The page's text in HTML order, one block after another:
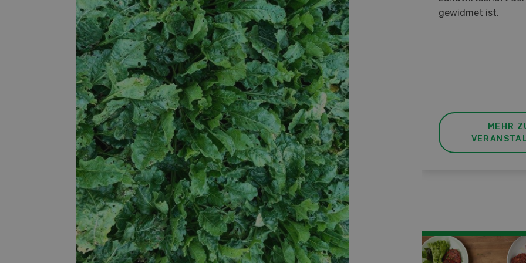
Demonstrationen und der CH-
Premiere des neuen 8-Rad-
Forwarders ein.
MEHR ZUR
VERANSTALTUNG
gewidmet ist.
MEHR